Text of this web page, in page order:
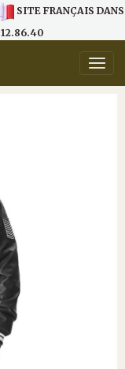
SITE FRANÇAIS DANS